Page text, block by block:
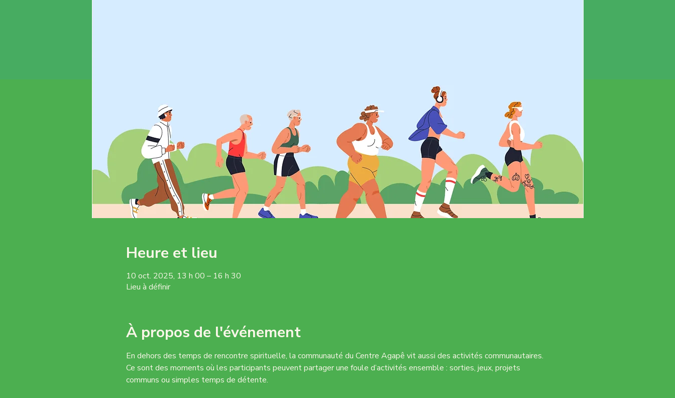
Heure et lieu
10 oct. 2025, 13 h 00 – 16 h 30
Lieu à définir
À propos de l'événement
En dehors des temps de rencontre spirituelle, la communauté du Centre Agapê vit aussi des activités communautaires.
Ce sont des moments où les participants peuvent partager une foule d’activités ensemble : sorties, jeux, projets
communs ou simples temps de détente.